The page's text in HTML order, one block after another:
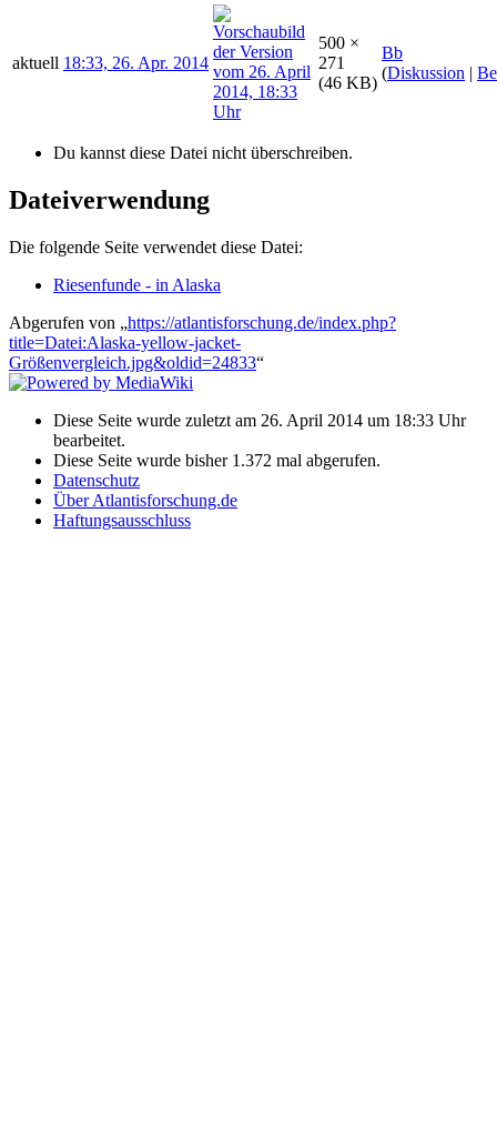
aktuell 18:33, 26. Apr. 2014
500 ×
271
(46 KB)
Bb
(Diskussion |
Du kannst diese Datei nicht überschreiben.
Dateiverwendung
Die folgende Seite verwendet diese Datei:
Riesenfunde - in Alaska
Abgerufen von „https://atlantisforschung.de/index.php?
title=Datei:Alaska-yellow-jacket-
Größenvergleich.jpg&oldid=24833“
Diese Seite wurde zuletzt am 26. April 2014 um 18:33 Uhr
bearbeitet.
Diese Seite wurde bisher 1.372 mal abgerufen.
Datenschutz
Über Atlantisforschung.de
Haftungsausschluss